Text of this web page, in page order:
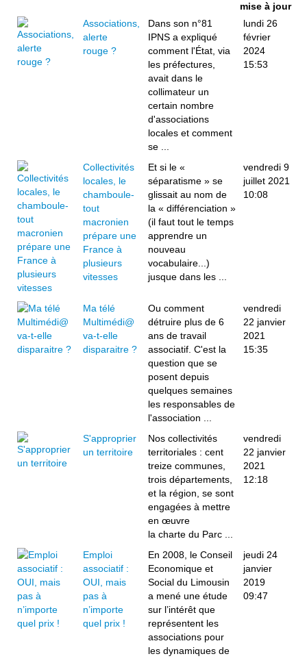
mise à jour
Associations,
alerte
rouge ?
Dans son n°81
IPNS a expliqué
comment l'État, via
les préfectures,
avait dans le
collimateur un
certain nombre
d'associations
locales et comment
se ...
lundi 26
février
2024
15:53
Collectivités
locales, le
chamboule-
tout
macronien
prépare une
France à
plusieurs
vitesses
Et si le «
séparatisme » se
glissait au nom de
la « différenciation »
(il faut tout le temps
apprendre un
nouveau
vocabulaire...)
jusque dans les ...
vendredi 9
juillet 2021
10:08
Ma télé
Multimédi@
va-t-elle
disparaitre ?
Ou comment
détruire plus de 6
ans de travail
associatif. C'est la
question que se
posent depuis
quelques semaines
les responsables de
l'association ...
vendredi
22 janvier
2021
15:35
S'approprier
un territoire
Nos collectivités
territoriales : cent
treize communes,
trois départements,
et la région, se sont
engagées à mettre
en œuvre
la charte du Parc ...
vendredi
22 janvier
2021
12:18
Emploi
associatif :
OUI, mais
pas à
n’importe
quel prix !
En 2008, le Conseil
Economique et
Social du Limousin
a mené une étude
sur l’intérêt que
représentent les
associations pour
les dynamiques de
jeudi 24
janvier
2019
09:47